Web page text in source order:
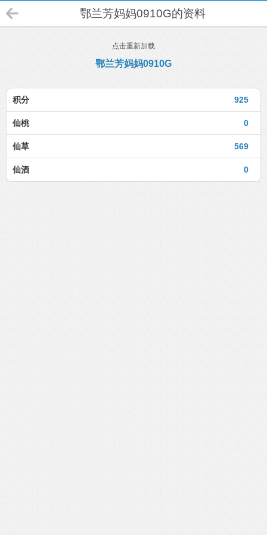
鄂兰芳妈妈0910G的资料
点击重新加载
鄂兰芳妈妈0910G
925
积分
0
仙桃
569
仙草
0
仙酒